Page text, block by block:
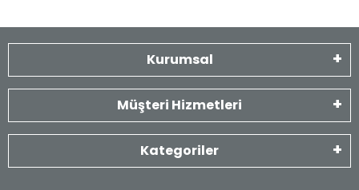
Kurumsal
Müşteri Hizmetleri
Kategoriler